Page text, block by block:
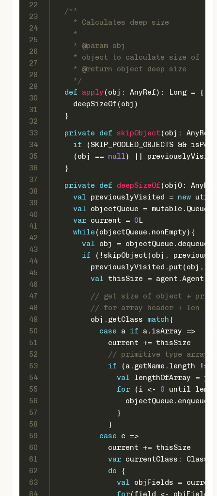
22
23
24
25
26
27
28
29
30
31
32
33
34
35
36
37
38
39
40
41
42
43
44
45
46
47
48
49
50
51
52
53
54
55
56
57
58
59
60
61
62
63
64
/**
    * Calculates deep size
    *
    * @param obj
    * object to calculate size of
    * @return object deep size
    */
def
apply (obj: AnyRef): Long = {
    deepSizeOf(obj)
  }
private
def skipObject (obj: AnyRef
if (SKIP_POOLED_OBJECTS &&
    (obj ==
null) ||
  }
private
def deepSizeOf (obj0: AnyRef
val previouslyVisited = new util.
val objectQueue = mutable. Queue
var current = 0L
while (objectQueue.nonEmpty){
val obj = objectQueue.dequeue()
if (!skipObject(obj,
        previouslyVisited.put(obj,
val thisSize = agent.Agent
// get size of object +
// for array header + len
        obj.getClass
match {
case a if a.isArray =>
            current += thisSize
// primitive type arrays
if (a.getName.length !=
val lengthOfArray =
for (i <- 0 until
              }
            }
case c =>
            current += thisSize
var currentClass: Class
do {
val objFields =
for(field <-